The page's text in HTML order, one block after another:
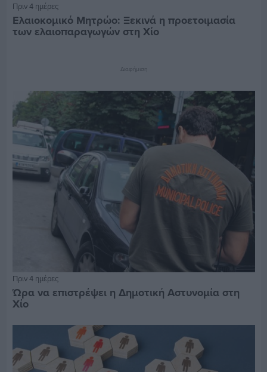
Πριν 4 ημέρες
Ελαιοκομικό Μητρώο: Ξεκινά η προετοιμασία
των ελαιοπαραγωγών στη Χίο
Διαφήμιση
Πριν 4 ημέρες
Ώρα να επιστρέψει η Δημοτική Αστυνομία στη
Χίο